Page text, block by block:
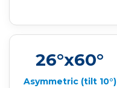
26°x60°
Asymmetric (tilt 10°)